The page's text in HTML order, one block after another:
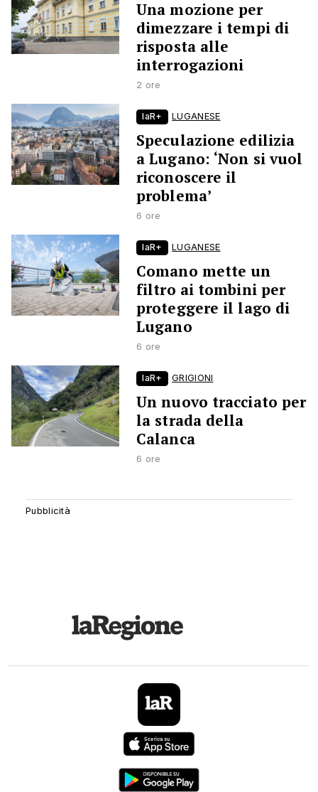
Una mozione per
dimezzare i tempi di
risposta alle
interrogazioni
2 ore
laR+ LUGANESE
Speculazione edilizia
a Lugano: ‘Non si vuol
riconoscere il
problema’
6 ore
laR+ LUGANESE
Comano mette un
filtro ai tombini per
proteggere il lago di
Lugano
6 ore
laR+ GRIGIONI
Un nuovo tracciato per
la strada della
Calanca
6 ore